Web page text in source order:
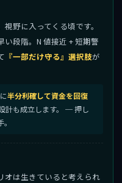
野に入ってくる頃です。
段階。N 値接近 + 短期警
『一部だけ守る』選択肢が
半分利確して資金を回復
計も成立します。 ─ 押し
オは生きていると考えられ